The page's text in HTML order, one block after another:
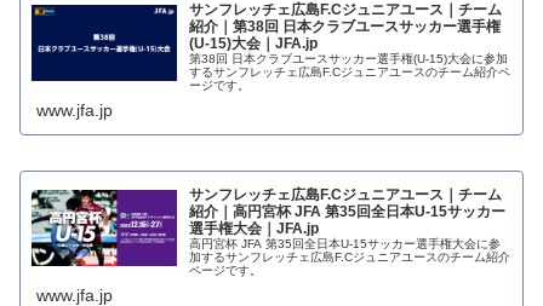
サンフレッチェ広島F.Cジュニアユース｜チーム
紹介｜第38回 日本クラブユースサッカー選手権
(U-15)大会｜JFA.jp
第38回 日本クラブユースサッカー選手権(U-15)大会に参加
するサンフレッチェ広島F.Cジュニアユースのチーム紹介ペ
ージです。
www.jfa.jp
サンフレッチェ広島F.Cジュニアユース｜チーム
紹介｜高円宮杯 JFA 第35回全日本U-15サッカー
選手権大会｜JFA.jp
高円宮杯 JFA 第35回全日本U-15サッカー選手権大会に参
加するサンフレッチェ広島F.Cジュニアユースのチーム紹介
ページです。
www.jfa.jp